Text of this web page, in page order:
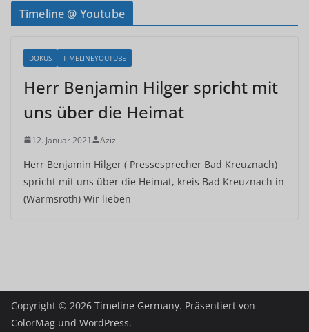
Timeline @ Youtube
DOKUS TIMELINEYOUTUBE
Herr Benjamin Hilger spricht mit
uns über die Heimat
12. Januar 2021 Aziz
Herr Benjamin Hilger ( Pressesprecher Bad Kreuznach)
spricht mit uns über die Heimat, kreis Bad Kreuznach in
(Warmsroth) Wir lieben
Copyright © 2026 Timeline Germany. Präsentiert von
ColorMag und WordPress.